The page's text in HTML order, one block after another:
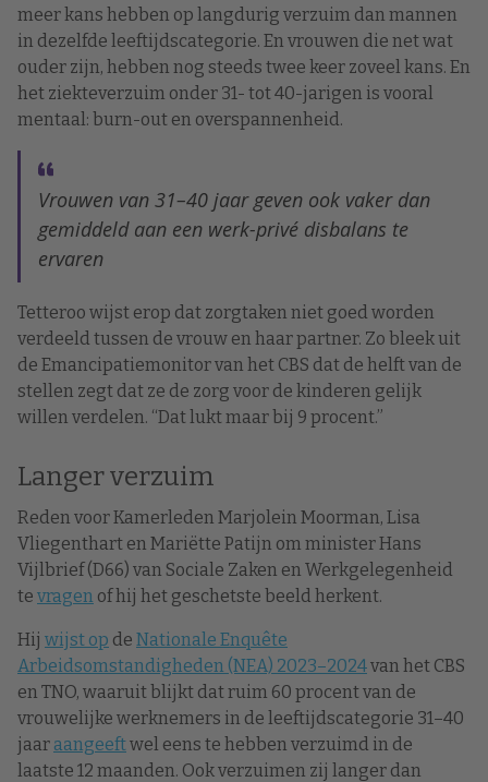
meer kans hebben op langdurig verzuim dan mannen
in dezelfde leeftijdscategorie. En vrouwen die net wat
ouder zijn, hebben nog steeds twee keer zoveel kans. En
het ziekteverzuim onder 31- tot 40-jarigen is vooral
mentaal: burn-out en overspannenheid.
Vrouwen van 31–40 jaar geven ook vaker dan
gemiddeld aan een werk-privé disbalans te
ervaren
Tetteroo wijst erop dat zorgtaken niet goed worden
verdeeld tussen de vrouw en haar partner. Zo bleek uit
de Emancipatiemonitor van het CBS dat de helft van de
stellen zegt dat ze de zorg voor de kinderen gelijk
willen verdelen. “Dat lukt maar bij 9 procent.”
Langer verzuim
Reden voor Kamerleden Marjolein Moorman, Lisa
Vliegenthart en Mariëtte Patijn om minister Hans
Vijlbrief (D66) van Sociale Zaken en Werkgelegenheid
te vragen of hij het geschetste beeld herkent.
Hij wijst op de Nationale Enquête
Arbeidsomstandigheden (NEA) 2023–2024van het CBS
en TNO, waaruit blijkt dat ruim 60 procent van de
vrouwelijke werknemers in de leeftijdscategorie 31–40
jaar aangeeftwel eens te hebben verzuimd in de
laatste 12 maanden. Ook verzuimen zij langer dan